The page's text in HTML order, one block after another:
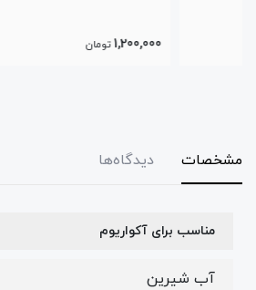
تومان
مشخصات دیدگاه‌ها
مناسب برای آکواریوم
آب شیرین